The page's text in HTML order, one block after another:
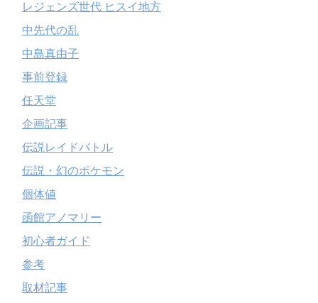
レジェンズ世代 ヒスイ地方
中先代の乱
中島真由子
事前登録
任天堂
企画記事
伝説レイドバトル
伝説・幻のポケモン
個体値
函館アノマリー
初心者ガイド
参考
取材記事